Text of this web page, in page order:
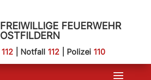
FREIWILLIGE FEUERWEHR
OSTFILDERN
112| Notfall 112| Polizei 110